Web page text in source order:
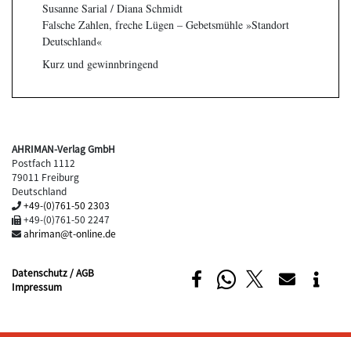
Susanne Sarial / Diana Schmidt
Falsche Zahlen, freche Lügen – Gebetsmühle »Standort
Deutschland«
Kurz und gewinnbringend
AHRIMAN-Verlag GmbH
Postfach 1112
79011 Freiburg
Deutschland
+49-(0)761-50 2303
+49-(0)761-50 2247
ahriman@t-online.de
Datenschutz / AGB
Impressum